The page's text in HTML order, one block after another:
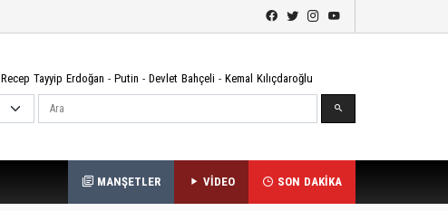
Recep Tayyip Erdoğan - Putin - Devlet Bahçeli - Kemal Kılıçdaroğlu
Ara
MANŞETLER VİDEO SON DAKİKA